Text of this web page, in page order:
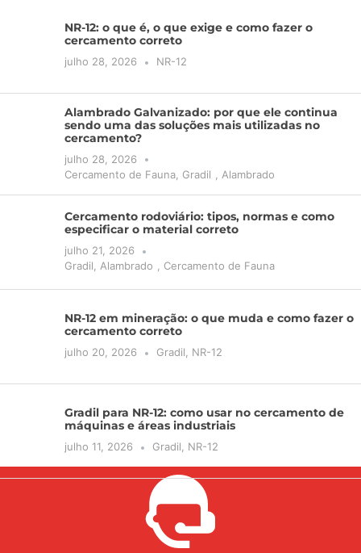
NR-12: o que é, o que exige e como fazer o
cercamento correto
julho 28, 2026 NR-12
Alambrado Galvanizado: por que ele continua
sendo uma das soluções mais utilizadas no
cercamento?
julho 28, 2026
Cercamento de Fauna Gradil Alambrado
Cercamento rodoviário: tipos, normas e como
especificar o material correto
julho 21, 2026
Gradil, Alambrado , Cercamento de Fauna
NR-12 em mineração: o que muda e como fazer o
cercamento correto
julho 20, 2026 Gradil, NR-12
Gradil para NR-12: como usar no cercamento de
máquinas e áreas industriais
julho 11, 2026 Gradil, NR-12